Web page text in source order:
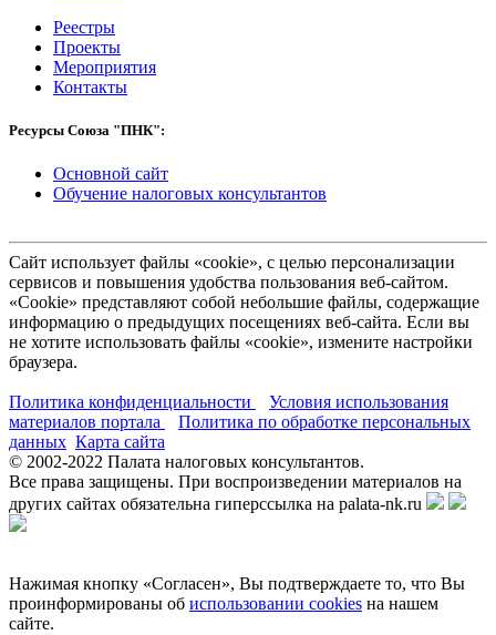
Реестры
Проекты
Мероприятия
Контакты
Ресурсы Союза "ПНК":
Основной сайт
Обучение налоговых консультантов
Сайт использует файлы «cookie», с целью персонализации
сервисов и повышения удобства пользования веб-сайтом.
«Cookie» представляют собой небольшие файлы, содержащие
информацию о предыдущих посещениях веб-сайта. Если вы
не хотите использовать файлы «cookie», измените настройки
браузера.
Политика конфиденциальности
Условия использования
материалов портала
Политика по обработке персональных
данных Карта сайта
© 2002-2022 Палата налоговых консультантов.
Все права защищены. При воспроизведении материалов на
других сайтах обязательна гиперссылка на palata-nk.ru
Нажимая кнопку «Согласен», Вы подтверждаете то, что Вы
проинформированы об использовании cookies на нашем
сайте.